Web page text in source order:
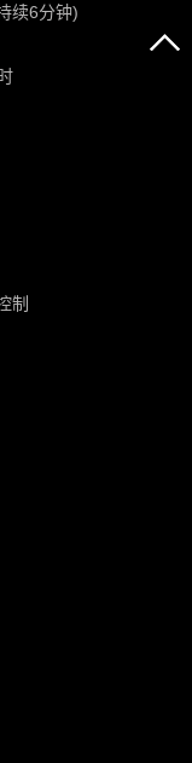
续6分钟)
制